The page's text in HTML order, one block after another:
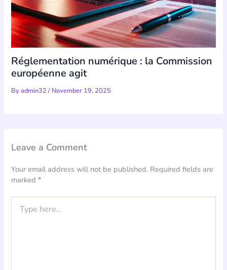
Réglementation numérique : la Commission
européenne agit
Byadmin32/ November 19, 2025
Leave a Comment
Your email address will not be published. Required fields are
marked*
here..